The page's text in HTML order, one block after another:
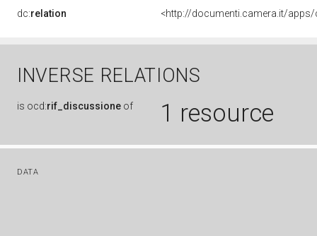
dc:relation
INVERSE RELATIONS
is ocd:rif_discussione of 1 resource
DATA